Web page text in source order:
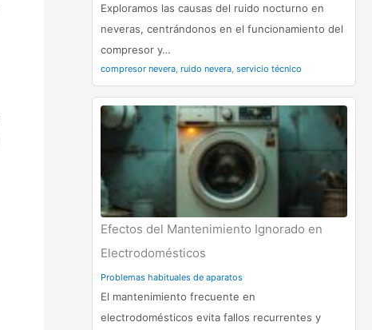
Exploramos las causas del ruido nocturno en
neveras, centrándonos en el funcionamiento del
compresor y…
compresor nevera, ruido nevera, servicio técnico
Efectos del Mantenimiento Ignorado en
Electrodomésticos
Problemas habituales de aparatos
El mantenimiento frecuente en
electrodomésticos evita fallos recurrentes y